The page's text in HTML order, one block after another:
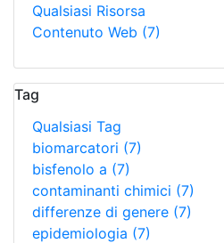
Qualsiasi Risorsa
Contenuto Web (7)
Tag
Qualsiasi Tag
biomarcatori (7)
bisfenolo a (7)
contaminanti chimici (7)
differenze di genere (7)
epidemiologia (7)